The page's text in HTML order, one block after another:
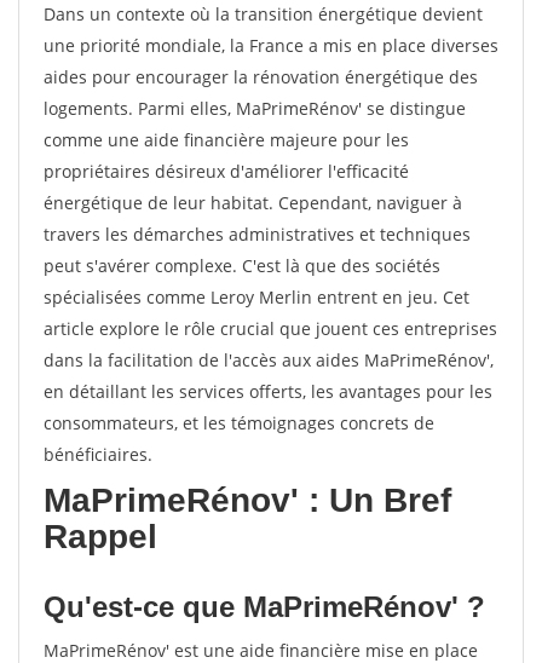
Dans un contexte où la transition énergétique devient
une priorité mondiale, la France a mis en place diverses
aides pour encourager la rénovation énergétique des
logements. Parmi elles, MaPrimeRénov' se distingue
comme une aide financière majeure pour les
propriétaires désireux d'améliorer l'efficacité
énergétique de leur habitat. Cependant, naviguer à
travers les démarches administratives et techniques
peut s'avérer complexe. C'est là que des sociétés
spécialisées comme Leroy Merlin entrent en jeu. Cet
article explore le rôle crucial que jouent ces entreprises
dans la facilitation de l'accès aux aides MaPrimeRénov',
en détaillant les services offerts, les avantages pour les
consommateurs, et les témoignages concrets de
bénéficiaires.
MaPrimeRénov' : Un Bref
Rappel
Qu'est-ce que MaPrimeRénov' ?
MaPrimeRénov' est une aide financière mise en place